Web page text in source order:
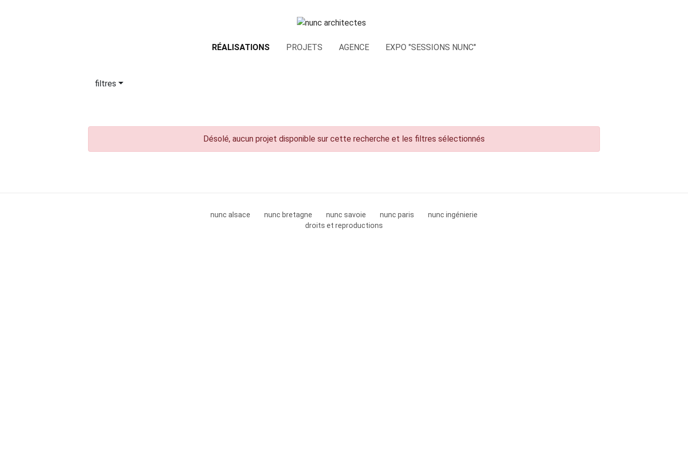
RÉALISATIONS PROJETS AGENCE EXPO "SESSIONS NUNC"
filtres
Désolé, aucun projet disponible sur cette recherche et les filtres sélectionnés
nunc alsace nunc bretagne nunc savoie nunc paris
nunc ingénierie
droits et reproductions